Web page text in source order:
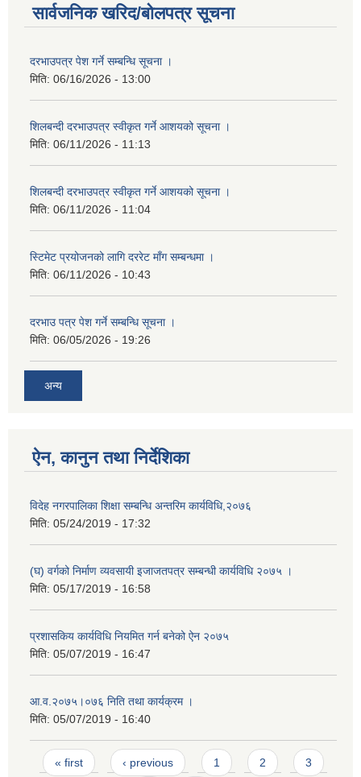
सार्वजनिक खरिद/बोलपत्र सूचना
दरभाउपत्र पेश गर्ने सम्बन्धि सूचना ।
मिति: 06/16/2026 - 13:00
शिलबन्दी दरभाउपत्र स्वीकृत गर्ने आशयको सूचना ।
मिति: 06/11/2026 - 11:13
शिलबन्दी दरभाउपत्र स्वीकृत गर्ने आशयको सूचना ।
मिति: 06/11/2026 - 11:04
स्टिमेट प्रयोजनको लागि दररेट माँग सम्बन्धमा ।
मिति: 06/11/2026 - 10:43
दरभाउ पत्र पेश गर्ने सम्बन्धि सूचना ।
मिति: 06/05/2026 - 19:26
अन्य
ऐन, कानुन तथा निर्देशिका
विदेह नगरपालिका शिक्षा सम्बन्धि अन्तरिम कार्यविधि,२०७६
मिति: 05/24/2019 - 17:32
(घ) वर्गको निर्माण व्यवसायी इजाजतपत्र सम्बन्धी कार्यविधि २०७५ ।
मिति: 05/17/2019 - 16:58
प्रशासकिय कार्यविधि नियमित गर्न बनेको ऐन २०७५
मिति: 05/07/2019 - 16:47
आ.व.२०७५।०७६ निति तथा कार्यक्रम ।
मिति: 05/07/2019 - 16:40
Pages
« first ‹ previous 1 2 3